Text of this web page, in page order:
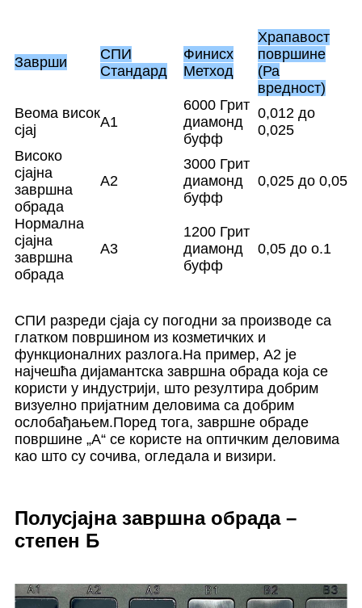
Заврши
СПИ
Стандард
Финисх
Метход
Храпавост
површине
(Ра
вредност)
Веома висок
сјај
A1
6000 Грит
диамонд
буфф
0,012 до
0,025
Високо
сјајна
завршна
обрада
A2
3000 Грит
диамонд
буфф
0,025 до 0,05
Нормална
сјајна
завршна
обрада
A3
1200 Грит
диамонд
буфф
0,05 до о.1
СПИ разреди сјаја су погодни за производе са
глатком површином из козметичких и
функционалних разлога.На пример, А2 је
најчешћа дијамантска завршна обрада која се
користи у индустрији, што резултира добрим
визуелно пријатним деловима са добрим
ослобађањем.Поред тога, завршне обраде
површине „А“ се користе на оптичким деловима
као што су сочива, огледала и визири.
Полусјајна завршна обрада –
степен Б